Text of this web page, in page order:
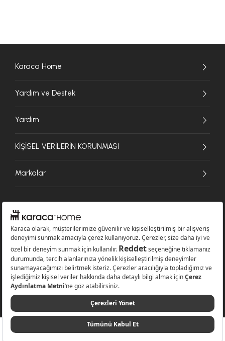
Karaca Home
Yardım ve Destek
Yardım
KİŞİSEL VERİLERİN KORUNMASI
Markalar
© 2026 Karaca Home Collection Tekstil Sanayi ve Ticaret A.Ş. - Tüm hakları
saklıdır.